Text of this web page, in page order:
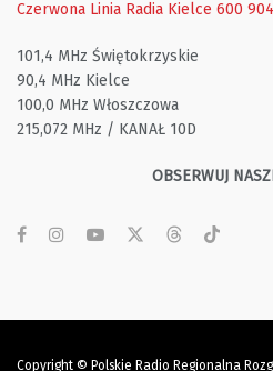
Czerwona Linia Radia Kielce 600
101,4 MHz Świętokrzyskie
90,4 MHz Kielce
100,0 MHz Włoszczowa
215,072 MHz / KANAŁ 10D
OBSERWUJ
Copyright © Polskie Radio Regionalna